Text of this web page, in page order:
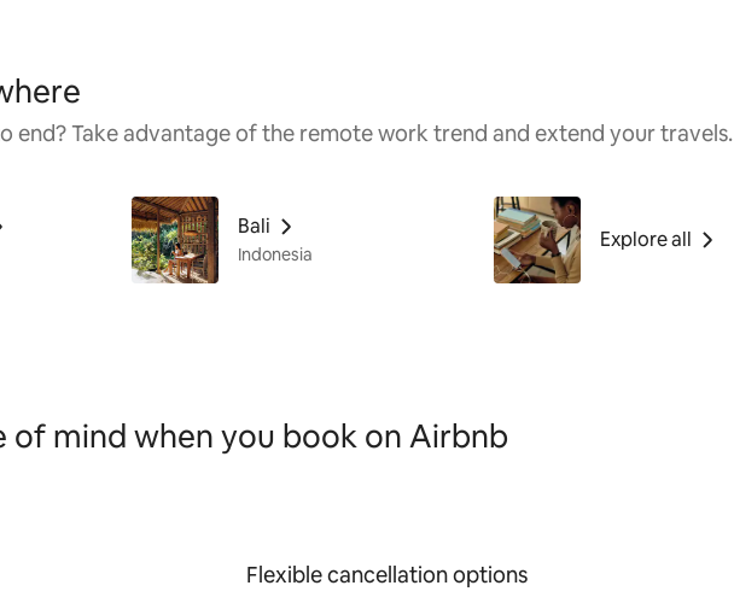
end? Take advantage of the remote work trend and extend your travels.
Bali
Indonesia
Explore all
of mind when you book on Airbnb
Flexible cancellation options